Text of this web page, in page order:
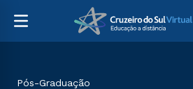
Pós-Graduação